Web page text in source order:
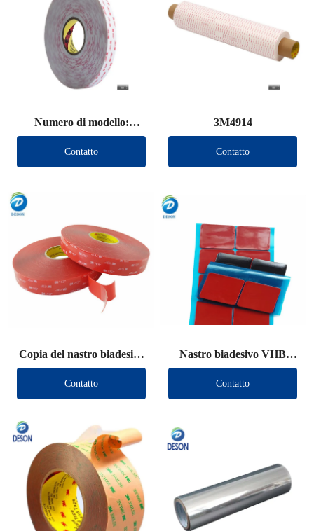
Numero di modello:
3M4950
Contatto
3M4914
Contatto
Copia del nastro biadesivo
VHB (altro marchio)
Contatto
Nastro biadesivo VHB
(altro marchio)
Contatto